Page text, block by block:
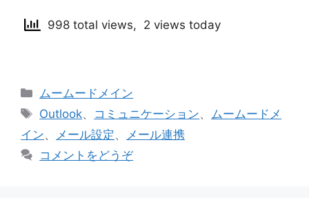
998 total views, 2 views today
カ
テ
リ
ー
ムームードメイン
タ
Outlook、 コミュニケーション、 ムームードメ
イン、 メール設定 、 メール連携
コメントをどうぞ